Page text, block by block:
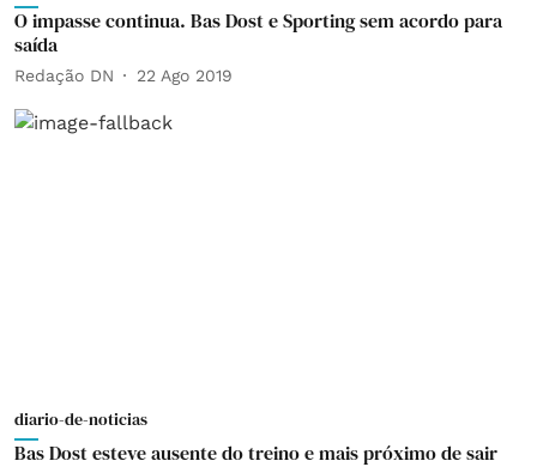
O impasse continua. Bas Dost e Sporting sem acordo para
saída
Redação DN 22 Ago 2019
diario-de-noticias
Bas Dost esteve ausente do treino e mais próximo de sair